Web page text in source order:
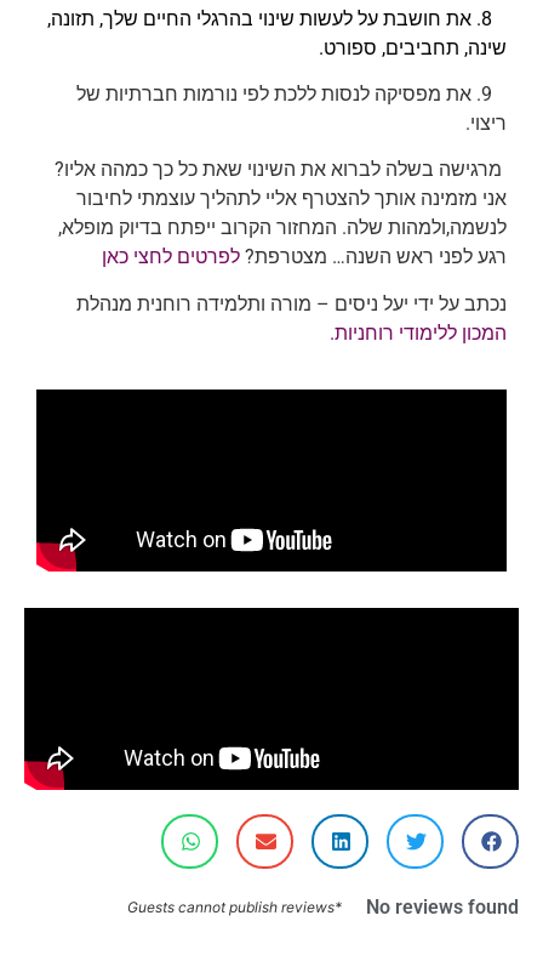
8. את חושבת על לעשות שינוי בהרגלי החיים שלך, תזונה,
שינה, תחביבים, ספורט.
9. את מפסיקה לנסות ללכת לפי נורמות חברתיות של
ריצוי.
מרגישה בשלה לברוא את השינוי שאת כל כך כמהה אליו?
אני מזמינה אותך להצטרף אליי לתהליך עוצמתי לחיבור
לנשמה,ולמהות שלה. המחזור הקרוב ייפתח בדיוק מופלא,
רגע לפני ראש השנה… מצטרפת? לפרטים לחצי כאן
נכתב על ידי יעל ניסים – מורה ותלמידה רוחנית מנהלת
המכון ללימודי רוחניות.
No reviews found
*Guests cannot publish reviews